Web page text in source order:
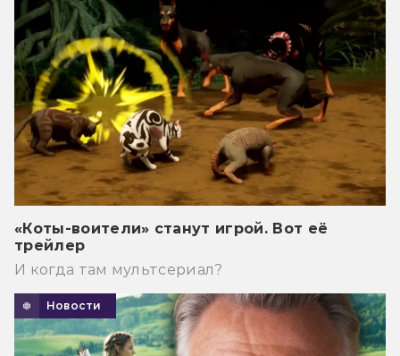
«Коты-воители» станут игрой. Вот её
трейлер
И когда там мультсериал?
Новости